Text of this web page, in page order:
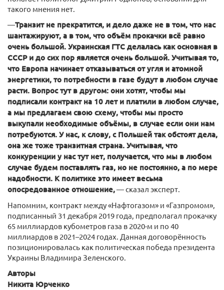
такого мнения нет.
—Транзит не прекратится, и дело даже не в том, что нас
шантажируют, а в том, что объём прокачки всё равно
очень большой. Украинская ГТС делалась как основная в
СССР и до сих пор является очень большой. Учитывая то,
что Европа начинает отказываться от угля и атомной
энергетики, то потребности в газе будут в любом случае
расти. Вопрос тут в другом: они хотят, чтобы мы
подписали контракт на 10 лет и платили в любом случае,
а мы предлагаем свою схему, чтобы мы просто
выкупали необходимые объёмы, в случае если они нам
потребуются. У нас, к слову, с Польшей так обстоят дела,
она же тоже транзитная страна. Учитывая, что
конкуренции у нас тут нет, получается, что мы в любом
случае будем поставлять газ, но не постоянно, а по мере
надобности. К политике это имеет весьма
опосредованное отношение,— сказал эксперт.
Напомним, контракт между «Нафтогазом» и «Газпромом»,
подписанный 31 декабря 2019 года, предполагал прокачку
65 миллиардов кубометров газа в 2020-м и по 40
миллиардов в 2021–2024 годах. Данная договорённость
позиционировалась как политическая победа президента
Украины Владимира Зеленского.
Авторы
Никита Юрченко